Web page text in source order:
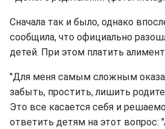
Сначала так и было, однако
сообщила, что официально
детей. При этом платить
"Для меня самым сложным
забыть, простить, лишить
Это все касается себя и
ответить детям на этот вопрос: